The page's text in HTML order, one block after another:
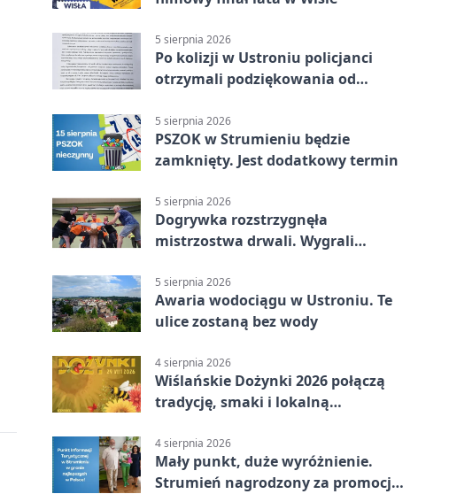
5 sierpnia 2026
Po kolizji w Ustroniu policjanci
otrzymali podziękowania od
5 sierpnia 2026
PSZOK w Strumieniu będzie
zamknięty. Jest dodatkowy termin
5 sierpnia 2026
Dogrywka rozstrzygnęła
mistrzostwa drwali. Wygrali
5 sierpnia 2026
Awaria wodociągu w Ustroniu. Te
ulice zostaną bez wody
4 sierpnia 2026
Wiślańskie Dożynki 2026 połączą
tradycję, smaki i lokalną
4 sierpnia 2026
Mały punkt, duże wyróżnienie.
Strumień nagrodzony za promocję